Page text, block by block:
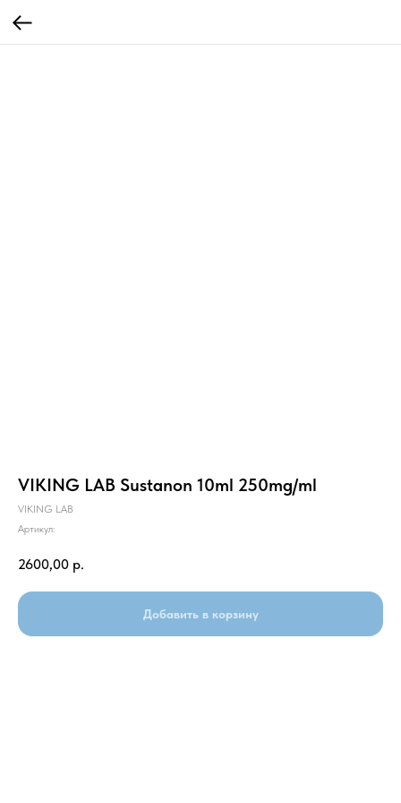
VIKING LAB Sustanon 10ml 250mg/ml
VIKING LAB
Артикул:
2600,00 р.
Добавить в корзину